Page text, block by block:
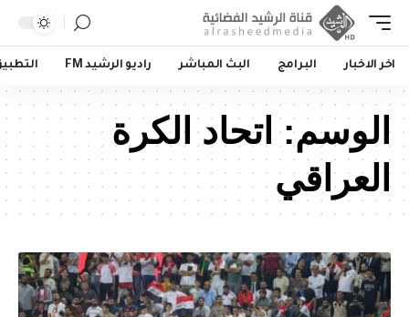
اخر الاخبار البرامج البث المباشر راديو الرشيد FM
الوسم: اتحاد الكرة
العراقي